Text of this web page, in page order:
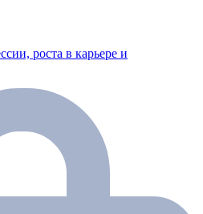
роста в карьере и